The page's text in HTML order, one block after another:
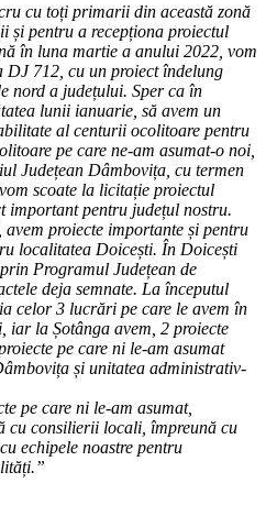
cu toți primarii din această zonă
și pentru a recepționa proiectul
în luna martie a anului 2022, vom
DJ 712, cu un proiect îndelung
nord a județului. Sper ca în
lunii ianuarie, să avem un
al centurii ocolitoare pentru
pe care ne-am asumat-o noi,
Județean Dâmbovița, cu termen
scoate la licitație proiectul
important pentru județul nostru.
proiecte importante și pentru
localitatea Doicești. În Doicești
Programul Județean de
deja semnate. La începutul
celor 3 lucrări pe care le avem în
iar la Șotânga avem, 2 proiecte
pe care ni le-am asumat
și unitatea administrativ-
pe care ni le-am asumat,
cu consilierii locali, împreună cu
echipele noastre pentru